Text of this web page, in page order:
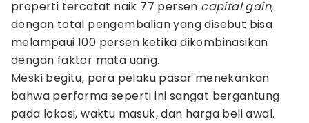
properti tercatat naik 77 persen capital gain,
dengan total pengembalian yang disebut bisa
melampaui 100 persen ketika dikombinasikan
dengan faktor mata uang.
Meski begitu, para pelaku pasar menekankan
bahwa performa seperti ini sangat bergantung
pada lokasi, waktu masuk, dan harga beli awal.